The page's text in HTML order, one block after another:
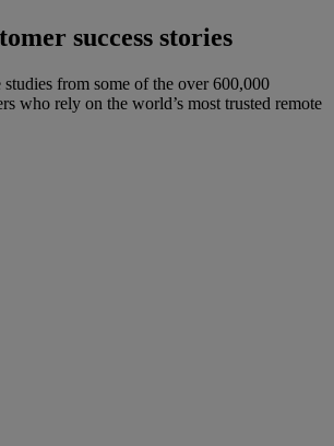
success stories
studies from some of the over 600,000
who rely on the world’s most trusted remote